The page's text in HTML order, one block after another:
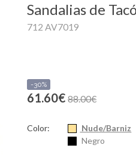
Sandalias de
712 AV7019
-30%
61.60€ 88.00€
Color:
Nude/Barniz
Negro